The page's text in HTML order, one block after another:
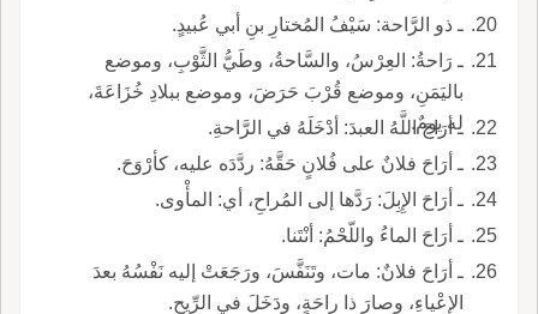
ـ ذو الرَّاحة: سَيْفُ المُختارِ بنِ أبي عُبيدٍ.
ـ رَاحةُ: العِرْسُ، والسَّاحةُ، وطَيُّ الثَّوْبِ، وموضع
باليَمَنِ، وموضع قُرْبَ حَرَضَ، وموضع ببلادِ خُزَاعَةَ،
له يومٌ.
ـ أرَاحَ اللَّهُ العبدَ: أدْخَلَهُ في الرَّاحةِ.
ـ أرَاحَ فلانٌ على فُلانٍ حَقَّهُ: ردَّدَه عليه، كأرْوَحَ.
ـ أرَاحَ الإِبِلَ: رَدَّها إلى المُراحِ، أي: المأْوى.
ـ أرَاحَ الماءُ واللّحْمُ: أنْتَنا.
ـ أرَاحَ فلانٌ: مات، وتَنَفَّسَ، ورَجَعَتْ إليه نَفْسُهُ بعدَ
الإِعْياءِ، وصارَ ذا راحَةٍ، ودَخَلَ في الرِّيحِ.